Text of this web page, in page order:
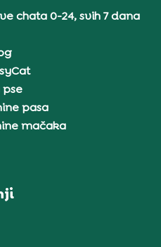
chata 0-24, svih 7 dana
pse
pasa
mačaka